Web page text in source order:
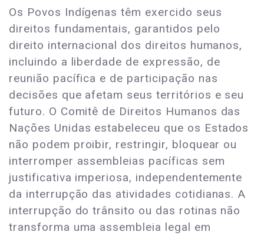
Os Povos Indígenas têm exercido seus
direitos fundamentais, garantidos pelo
direito internacional dos direitos humanos,
incluindo a liberdade de expressão, de
reunião pacífica e de participação nas
decisões que afetam seus territórios e seu
futuro. O Comitê de Direitos Humanos das
Nações Unidas estabeleceu que os Estados
não podem proibir, restringir, bloquear ou
interromper assembleias pacíficas sem
justificativa imperiosa, independentemente
da interrupção das atividades cotidianas. A
interrupção do trânsito ou das rotinas não
transforma uma assembleia legal em